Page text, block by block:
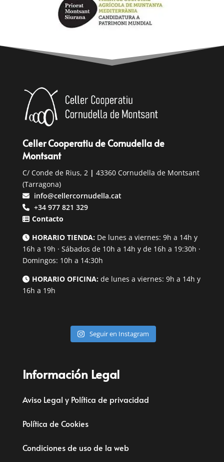
Celler Cooperatiu de Cornudella de
Montsant
C/ Conde de Rius, 2 | 43360 Cornudella de Montsant
(Tarragona)
info@cellercornudella.cat
+34 977 821 329
Contacto
HORARIO TIENDA:De lunes a viernes: 9h a 14h y
16h a 19h · Sábados de 10h a 14h y de 16h a 19:30h ·
Domingos: 10h a 14:30h
HORARIO OFICINA:de lunes a viernes: 9h a 14h y
16h a 19h
Seguir en Instagram
Información Legal
Aviso Legal y Política de privacidad
Política de Cookies
Condiciones de uso de la web